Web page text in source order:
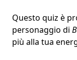
Questo quiz è
personaggio di
più alla tua